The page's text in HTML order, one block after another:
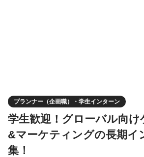
プランナー（企画職）・学生インターン
学生歓迎！グローバル向け
&マーケティングの長期イ
集！